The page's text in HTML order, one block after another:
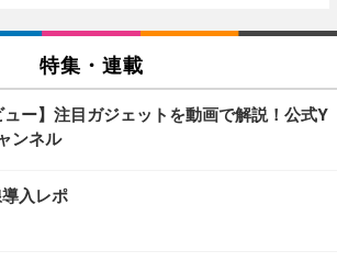
特集・連載
ュー】注目ガジェットを動画で解説！公式Y
ンネル
入レポ